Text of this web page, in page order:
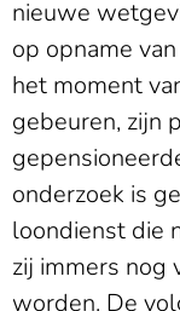
nieuwe
op opname
het moment
gebeuren, zijn
onderzoek is
loondienst die
zij immers nog
worden. De